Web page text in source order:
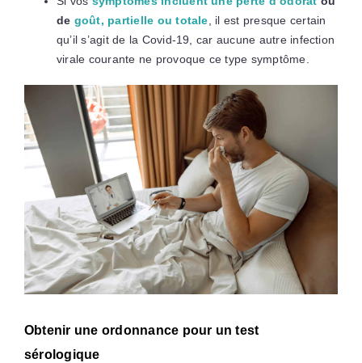
de goût, partielle ou totale, il est presque certain
qu’il s’agit de la Covid-19, car aucune autre infection
virale courante ne provoque ce type symptôme.
Obtenir une ordonnance pour un test
sérologique